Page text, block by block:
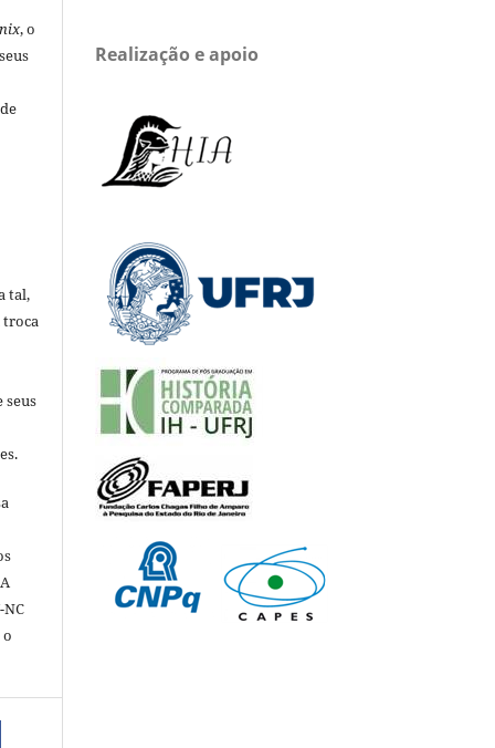
, o
tal,
troca
seus
Realização e apoio